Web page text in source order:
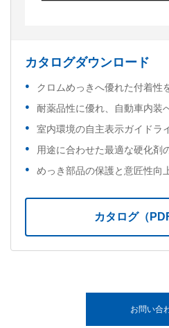
カタログダウンロード
クロムめっきへ優れた付着性
耐薬品性に優れ、自動車内装
室内環境の自主表示ガイドラ
用途に合わせた最適な硬化剤
めっき部品の保護と意匠性向
カタログ（
お問い合